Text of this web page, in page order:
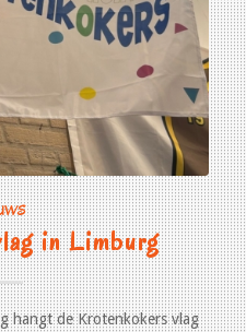
in Limburg
hangt de Krotenkokers vlag